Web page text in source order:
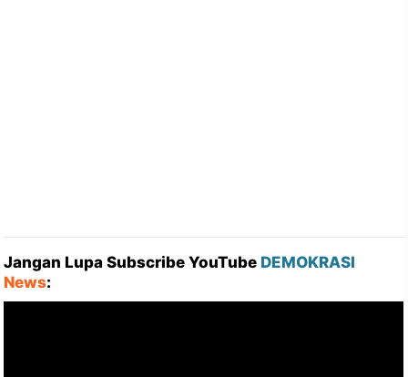
Jangan Lupa Subscribe YouTube DEMOKRASI
News: